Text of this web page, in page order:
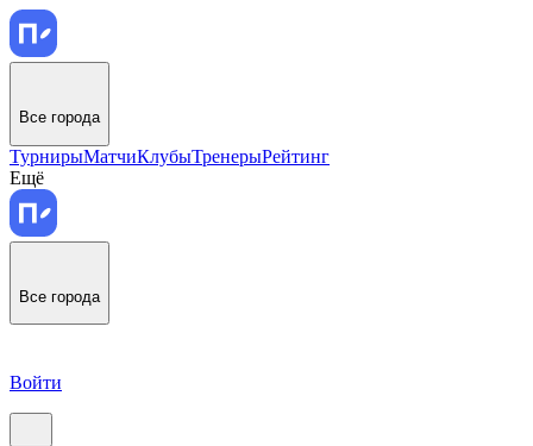
Все города
ТурнирыМатчиКлубыТренерыРейтинг
Ещё
Все города
Войти